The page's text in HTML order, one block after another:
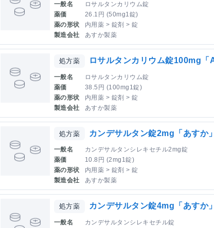
一般名
ロサルタンカリウム錠
薬価
26.1円 (50mg1錠)
薬の形状
内用薬 > 錠剤 > 錠
製造会社
あすか製薬
処方薬 ロサルタンカリウム錠100mg「
一般名
ロサルタンカリウム錠
薬価
38.5円 (100mg1錠)
薬の形状
内用薬 > 錠剤 > 錠
製造会社
あすか製薬
処方薬 カンデサルタン錠2mg「あすか
一般名
カンデサルタンシレキセチル2mg錠
薬価
10.8円 (2mg1錠)
薬の形状
内用薬 > 錠剤 > 錠
製造会社
あすか製薬
処方薬 カンデサルタン錠4mg「あすか
一般名
カンデサルタンシレキセチル錠